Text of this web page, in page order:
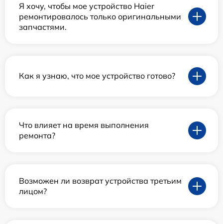
Я хочу, чтобы мое устройство Haier
ремонтировалось только оригинальными
запчастями.
Как я узнаю, что мое устройство готово?
Что влияет на время выполнения
ремонта?
Возможен ли возврат устройства третьим
лицом?